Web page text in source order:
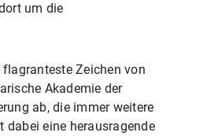
um die
flagranteste Zeichen von
Akademie der
ab, die immer weitere
dabei eine herausragende